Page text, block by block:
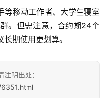
等移动工作者、大学生寝室
。但需注意，合约期24个
期使用更划算。
明出处：